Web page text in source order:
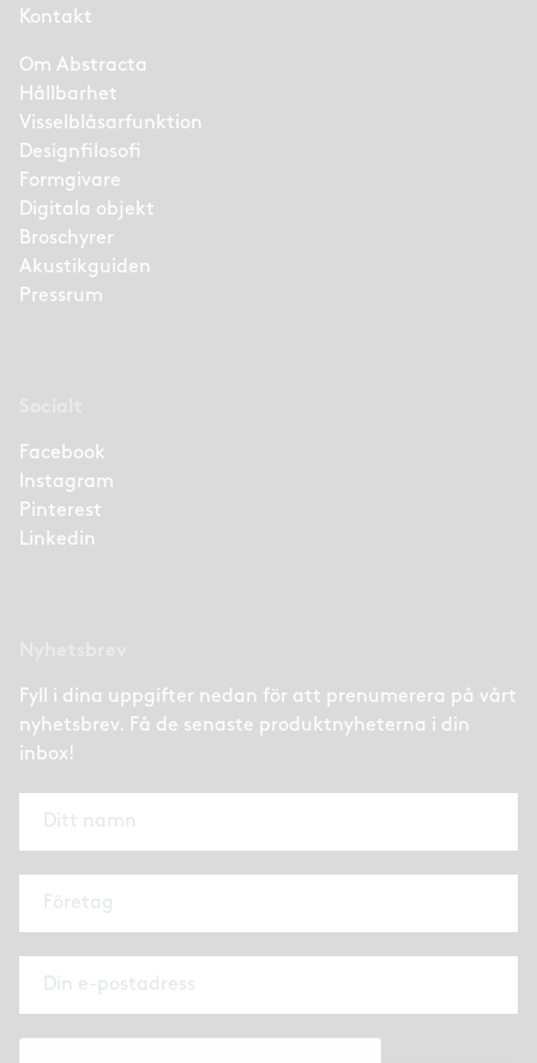
Kontakt
Om Abstracta
Hållbarhet
Visselblåsarfunktion
Designfilosofi
Formgivare
Digitala objekt
Broschyrer
Akustikguiden
Pressrum
Facebook
Instagram
Pinterest
Linkedin
Fyll i dina uppgifter nedan för att prenumerera på vårt
nyhetsbrev. Få de senaste produktnyheterna i din
inbox!